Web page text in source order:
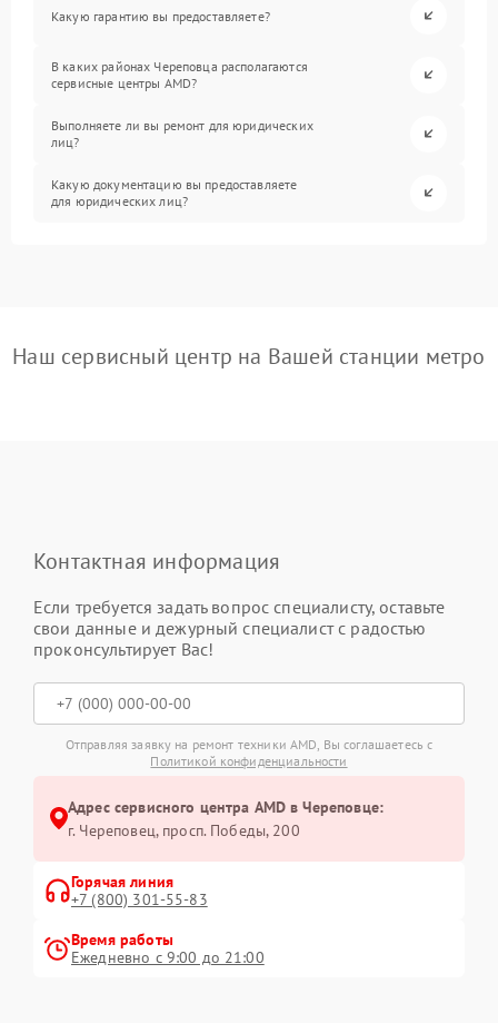
Какую гарантию вы предоставляете?
В каких районах Череповца располагаются
сервисные центры AMD?
Выполняете ли вы ремонт для юридических
лиц?
Какую документацию вы предоставляете
для юридических лиц?
Наш сервисный центр на Вашей станции метро
Контактная информация
Если требуется задать вопрос специалисту, оставьте
свои данные и дежурный специалист с радостью
проконсультирует Вас!
Отправляя заявку на ремонт техники AMD, Вы соглашаетесь с
Политикой конфиденциальности
Адрес сервисного центра AMD в Череповце:
г. Череповец, просп. Победы, 200
Горячая линия
+7 (800) 301-55-83
Время работы
Ежедневно с 9:00 до 21:00